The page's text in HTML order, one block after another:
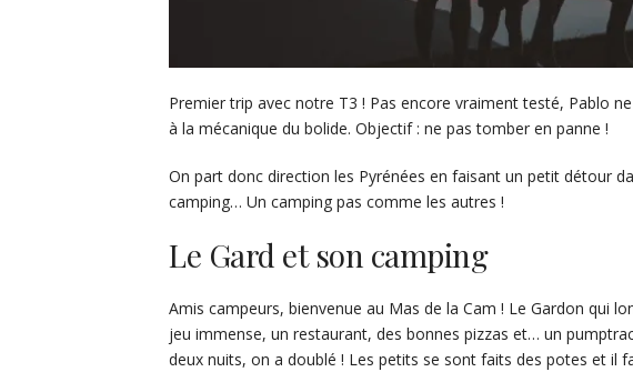
Premier trip avec notre T3 ! Pas encore vraiment testé, Pablo
à la mécanique du bolide. Objectif : ne pas tomber en panne !
On part donc direction les Pyrénées en faisant un petit détour
camping… Un camping pas comme les autres !
Le Gard et son camping
Amis campeurs, bienvenue au Mas de la Cam ! Le Gardon qui
jeu immense, un restaurant, des bonnes pizzas et… un
deux nuits, on a doublé ! Les petits se sont faits des potes et il